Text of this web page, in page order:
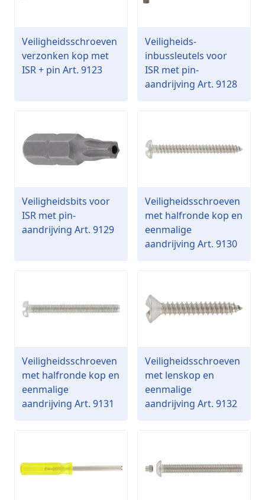
Veiligheidsschroeven
verzonken kop met
ISR + pin Art. 9123
Veiligheids-
inbussleutels voor
ISR met pin-
aandrijving Art. 9128
Veiligheidsbits voor
ISR met pin-
aandrijving Art. 9129
Veiligheidsschroeven
met halfronde kop en
eenmalige
aandrijving Art. 9130
Veiligheidsschroeven
met halfronde kop en
eenmalige
aandrijving Art. 9131
Veiligheidsschroeven
met lenskop en
eenmalige
aandrijving Art. 9132